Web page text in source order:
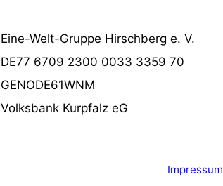
Eine-Welt-Gruppe Hirschberg e. V.
DE77 6709 2300 0033 3359 70
GENODE61WNM
Volksbank Kurpfalz eG
Impressum